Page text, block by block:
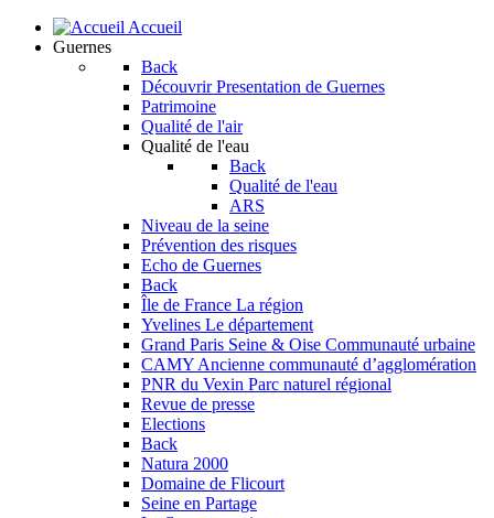
Accueil
Guernes
Back
Découvrir Presentation de Guernes
Patrimoine
Qualité de l'air
Qualité de l'eau
Back
Qualité de l'eau
ARS
Niveau de la seine
Prévention des risques
Echo de Guernes
Back
Île de France La région
Yvelines Le département
Grand Paris Seine & Oise Communauté urbaine
CAMY Ancienne communauté d’agglomération
PNR du Vexin Parc naturel régional
Revue de presse
Elections
Back
Natura 2000
Domaine de Flicourt
Seine en Partage